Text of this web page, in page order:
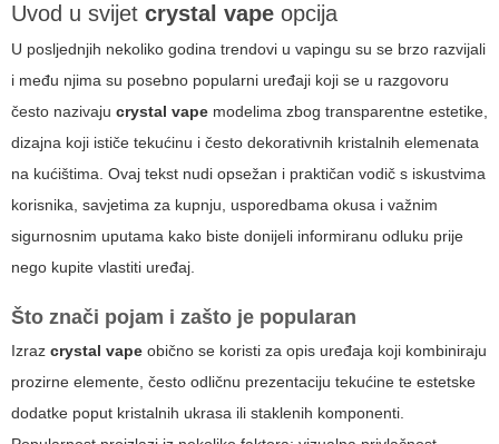
Uvod u svijet crystal vape opcija
U posljednjih nekoliko godina trendovi u vapingu su se brzo razvijali
i među njima su posebno popularni uređaji koji se u razgovoru
često nazivaju crystal vape modelima zbog transparentne estetike,
dizajna koji ističe tekućinu i često dekorativnih kristalnih elemenata
na kućištima. Ovaj tekst nudi opsežan i praktičan vodič s iskustvima
korisnika, savjetima za kupnju, usporedbama okusa i važnim
sigurnosnim uputama kako biste donijeli informiranu odluku prije
nego kupite vlastiti uređaj.
Što znači pojam i zašto je popularan
Izraz crystal vape obično se koristi za opis uređaja koji kombiniraju
prozirne elemente, često odličnu prezentaciju tekućine te estetske
dodatke poput kristalnih ukrasa ili staklenih komponenti.